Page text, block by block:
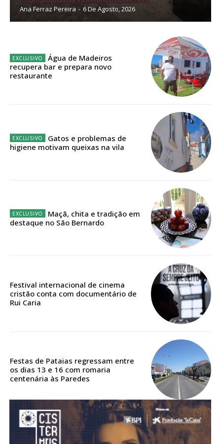
Sendo assinante terá acesso a todos os conteúdos exclusivos e versões
12 meses
Edição em papel entregue à Quinta-feira em sua
Acesso ao conteúdo online
Acesso aos conteúdos Exclusivos para
16€
Acesso ao conteúdo online
Ana Ferraz Pereira - 6 De Agosto, 2026
Água de Madeiros
recupera bar e prepara novo
restaurante
Gatos e problemas de
higiene motivam queixas na vila
Maçã, chita e tradição em
destaque no São Bernardo
Festival internacional de cinema
cristão conta com documentário de
Rui Caria
Festas de Pataias regressam entre
os dias 13 e 16 com romaria
centenária às Paredes